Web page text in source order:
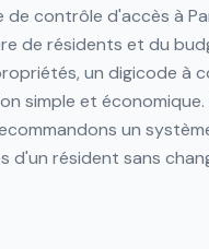
de contrôle d'accès à
de résidents et du
un digicode à
simple et économique.
un
d'un résident sans